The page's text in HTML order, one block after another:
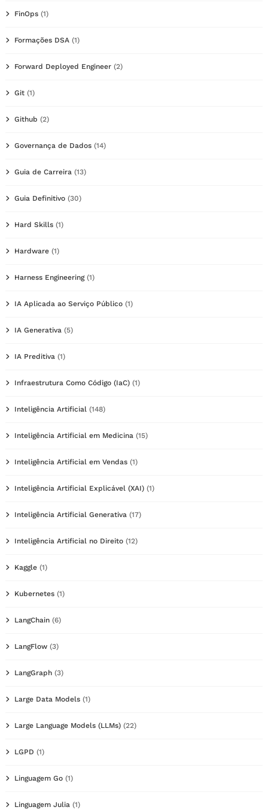
FinOps (1)
Formações DSA (1)
Forward Deployed Engineer (2)
Git (1)
Github (2)
Governança de Dados (14)
Guia de Carreira (13)
Guia Definitivo (30)
Hard Skills (1)
Hardware (1)
Harness Engineering(1)
IA Aplicada ao Serviço Público (1)
IA Generativa (5)
IA Preditiva (1)
Infraestrutura Como Código (IaC) (1)
Inteligência Artificial (148)
Inteligência Artificial em Medicina (15)
Inteligência Artificial em Vendas (1)
Inteligência Artificial Explicável (XAI) (1)
Inteligência Artificial Generativa (17)
Inteligência Artificial no Direito (12)
Kaggle (1)
Kubernetes (1)
LangChain (6)
LangFlow (3)
LangGraph (3)
Large Data Models (1)
Large Language Models (LLMs) (22)
LGPD (1)
Linguagem Go (1)
Linguagem Julia (1)